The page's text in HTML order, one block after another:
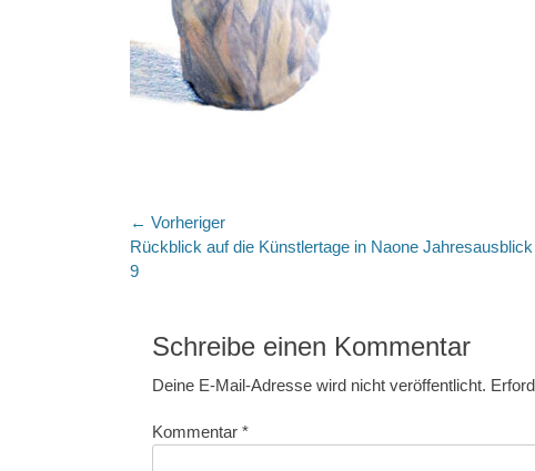
Beitragsnavigation
← Vorheriger
Vorheriger
Beitrag:
Rückblick auf die Künstlertage in Naone Jahresausblick
9
Schreibe einen Kommentar
Deine E-Mail-Adresse wird nicht veröffentlicht.
Kommentar *